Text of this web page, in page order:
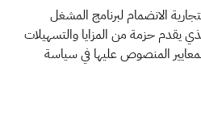
العقارية
الانضمام لبرنامج المشغل
يقدم حزمة من المزايا والتسهيلات
المنصوص عليها في سياسة